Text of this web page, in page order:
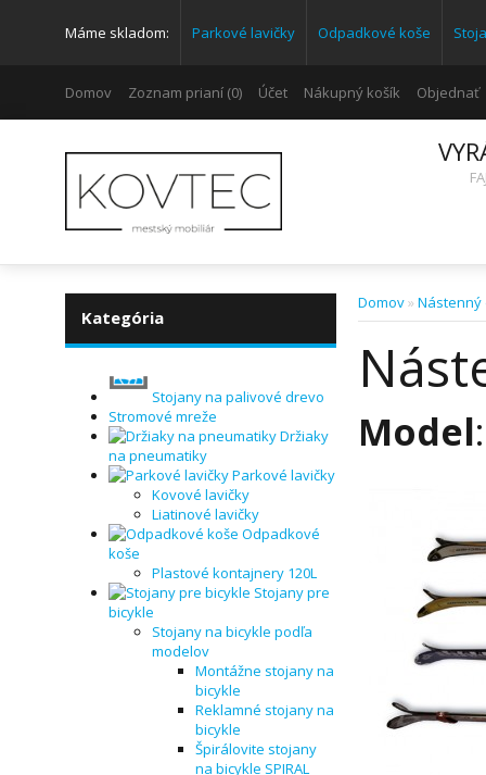
Máme skladom: Parkové lavičky Odpadkové koše
Domov Zoznam prianí (0) Účet Nákupný košík Objednať
Kategória
Stojany na palivové drevo
Stromové mreže
Držiaky
na pneumatiky
Parkové lavičky
Kovové lavičky
Liatinové lavičky
Odpadkové
koše
Plastové kontajnery 120L
Stojany pre
bicykle
Stojany na bicykle podľa
modelov
Montážne stojany na
bicykle
Reklamné stojany na
bicykle
Špirálovite stojany
na bicykle SPIRAL
Domov» Nástenný
Model